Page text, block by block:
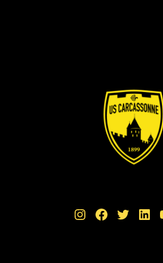
Instagram Facebook Twitter LinkedIn